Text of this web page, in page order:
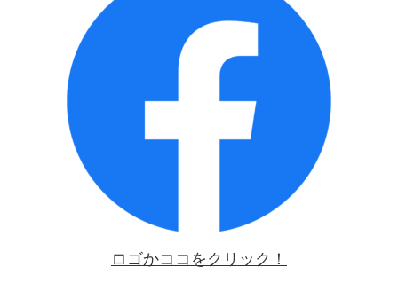
ロゴかココをクリック！